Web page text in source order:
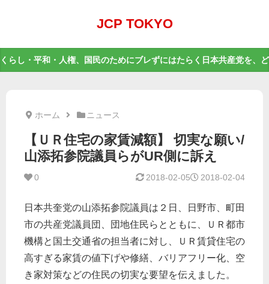
JCP TOKYO
くらし・平和・人権、国民のためにブレずにはたらく日本共産党を、
ホーム ニュース
【ＵＲ住宅の家賃減額】 切実な願い/
山添拓参院議員らがUR側に訴え
0 2018-02-04
2018-02-05
日本共奎党の山添拓参院議員は２日、日野市、町田
市の共産党議員団、団地住民らとともに、ＵＲ都市
機構と国土交通省の担当者に対し、ＵＲ賃貸住宅の
高すぎる家賃の値下げや修繕、バリアフリー化、空
き家対策などの住民の切実な要望を伝えました。